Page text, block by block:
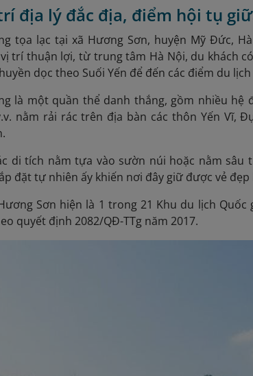
địa lý đắc địa, điểm hội tụ
tọa lạc tại xã Hương Sơn, huyện Mỹ Đức,
trí thuận lợi, từ trung tâm Hà Nội, du khách
dọc theo Suối Yến để đến các điểm du
là một quần thể danh thắng, gồm nhiều
nằm rải rác trên địa bàn các thôn Yến Vĩ,
di tích nằm tựa vào sườn núi hoặc nằm
đặt tự nhiên ấy khiến nơi đây giữ được vẻ
Sơn hiện là 1 trong 21 Khu du lịch
quyết định 2082/QĐ-TTg năm 2017.